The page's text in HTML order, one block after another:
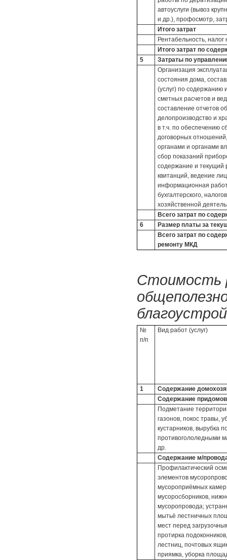
автоуслуги (вывоз
и др.), профосмотр,
Итого затрат
Рентабельность,
Итого затрат по
5
Затраты по
Организация
состояния дома,
(услуг) по содержанию
сметных расчетов и
составление отчетов
делопроизводство и
в т.ч. по обеспечению
договорных
органами и органами
сбор показаний
содержание и текущий
квитанций, ведение
информационная
бухгалтерского,
хозяйственной
Всего затрат по
6
Размер платы за
Всего затрат по
ремонту МКД
Стоимость
№
п/п
Вид работ (услуг)
1
Содержание
Содержание
Подметание
газонов, покос травы,
кустарников, вырубка
противогололедными
др.
Содержание м/
Профилактический
элементов
мусороприёмных
мусоросборников,
мусоропровода;
мытьё лестничных
мест перед
протирка
лестниц, почтовых
приямка, уборка